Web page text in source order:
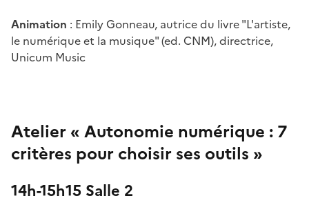
Animation : Emily Gonneau, autrice du livre "L'artiste,
le numérique et la musique" (ed. CNM), directrice,
Unicum Music
Atelier « Autonomie numérique : 7
critères pour choisir ses outils »
14h-15h15 Salle 2